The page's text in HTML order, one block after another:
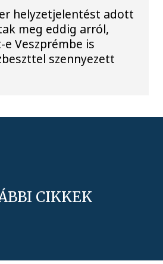
helyzetjelentést adott
meg eddig arról,
Veszprémbe is
szennyezett
CIKKEK